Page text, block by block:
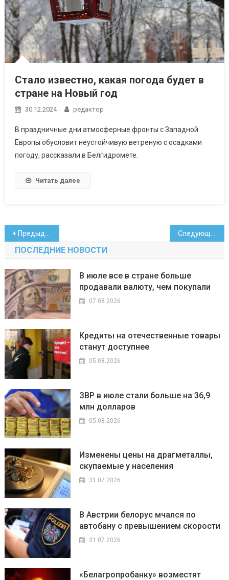
Стало известно, какая погода будет в
стране на Новый год
30.12.2024 редактор
В праздничные дни атмосферные фронты с Западной
Европы обусловит неустойчивую ветреную с осадками
погоду, рассказали в Белгидромете.
Читать далее
Навигация
по
записям
Предыдущие записи
ПОСЛЕДНИЕ НОВОСТИ
В июле все в стране больше
продавали валюту, чем покупали
07.08.2026
Кредиты на отечественные товары
станут доступнее
05.08.2026
ЗВР в июле стали больше на 36,9
млн долларов
05.08.2026
Изменены цены на драгметаллы,
скупаемые у населения
31.07.2026
В Австрии белорус мчался по
автобану с превышением скорости
31.07.2026
«Белагропробанку» возместят